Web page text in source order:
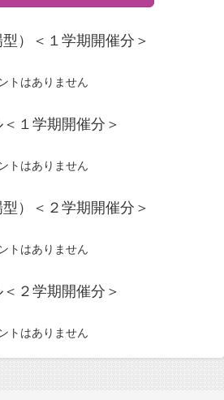
）＜１学期開催分＞
トはありません
１学期開催分＞
トはありません
）＜２学期開催分＞
トはありません
２学期開催分＞
トはありません